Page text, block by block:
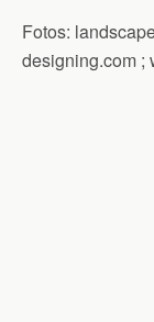
Fotos:
designing.com ;